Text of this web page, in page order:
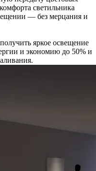
светильника
— без мерцания и
яркое освещение
и экономию до 50% и